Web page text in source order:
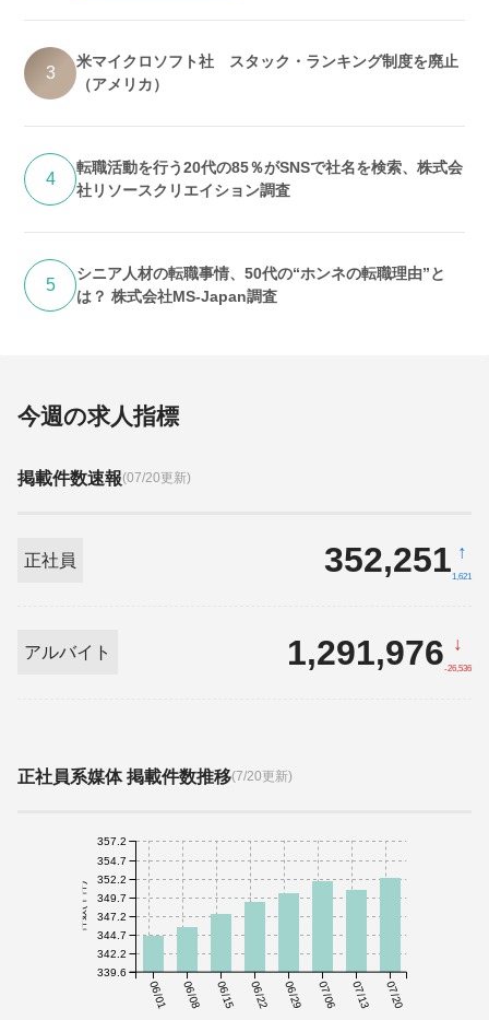
3
米マイクロソフト社 スタック・ランキング制度を廃止
（アメリカ）
4
転職活動を行う20代の85％がSNSで社名を検索、株式会
社リソースクリエイション調査
5
シニア人材の転職事情、50代の“ホンネの転職理由”と
は？ 株式会社MS-Japan調査
今週の求人指標
掲載件数速報(07/20更新)
正社員 352,251 ↑
1,621
アルバイト 1,291,976 ↓
-26,536
正社員系媒体 掲載件数推移(7/20更新)
06/01 06/08 06/15 06/22 06/29 07/06 07/13 07/20
件数(千件)
339.6
342.2
344.7
347.2
349.7
352.2
354.7
357.2